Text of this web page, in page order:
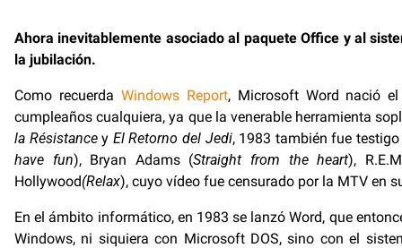
Ahora inevitablemente asociado al paquete Office y al
la jubilación.
Como recuerda Windows Report, Microsoft Word nació
cumpleaños cualquiera, ya que la venerable herramienta
la Résistancey El Retorno del Jedi, 1983 también fue
have fun), Bryan Adams (Straight from the heart),
Hollywood(Relax), cuyo vídeo fue censurado por la MTV en
En el ámbito informático, en 1983 se lanzó Word, que
Windows, ni siquiera con Microsoft DOS, sino con el